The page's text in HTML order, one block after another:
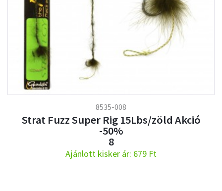
8535-008
Strat Fuzz Super Rig 15Lbs/zöld Akció
-50%
8
Ajánlott kisker ár: 679 Ft